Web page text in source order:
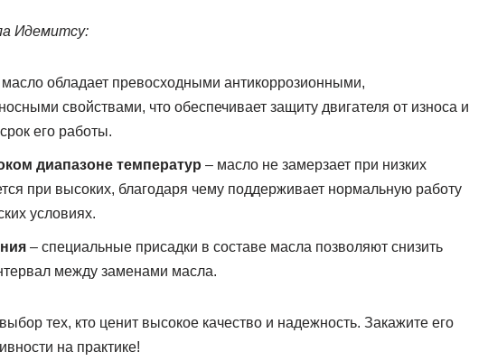
Идемитсу:
обладает превосходными антикоррозионными,
свойствами, что обеспечивает защиту двигателя от износа и
его работы.
диапазоне температур – масло не замерзает при низких
при высоких, благодаря чему поддерживает нормальную работу
условиях.
– специальные присадки в составе масла позволяют снизить
между заменами масла.
тех, кто ценит высокое качество и надежность. Закажите его
на практике!